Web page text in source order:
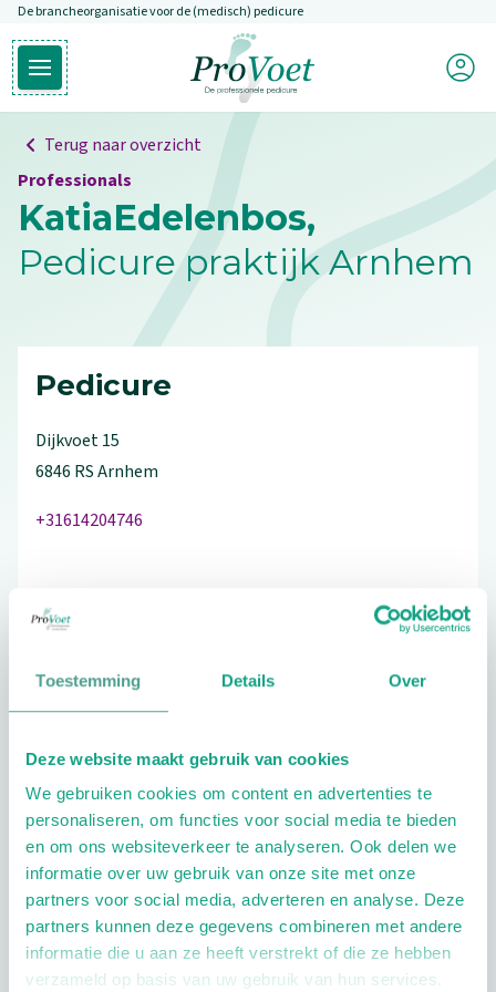
Toestemming Details Over
Deze website maakt gebruik van cookies
We gebruiken cookies om content en advertenties te
personaliseren, om functies voor social media te bieden
en om ons websiteverkeer te analyseren. Ook delen we
informatie over uw gebruik van onze site met onze
partners voor social media, adverteren en analyse. Deze
partners kunnen deze gegevens combineren met andere
informatie die u aan ze heeft verstrekt of die ze hebben
verzameld op basis van uw gebruik van hun services.
Overslaan en naar de inhoud gaan
De brancheorganisatie voor de (medisch) pedicure
Open hoofdmenu
Ga naar de homepagina
Mijn
Terug naar overzicht
Professionals
KatiaEdelenbos,
Pedicure praktijk Arnhem
Pedicure
Dijkvoet15
6846 RSArnhem
+31614204746
Schrijf ook een review
Extra opties